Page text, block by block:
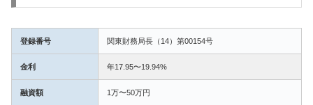
登録番号 関東財務局長（14）第00154号
金利 年17.95〜19.94%
融資額 1万〜50万円